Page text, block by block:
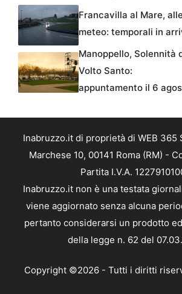
Francavilla al Mare,
meteo: temporali in
Manoppello, Solennità
Volto Santo:
appuntamento il 6
Inabruzzo.it di proprietà di WEB 365
Marchese 10, 00141 Roma (RM) -
Partita I.V.A.
Inabruzzo.it non è una testata
viene aggiornato senza alcuna
pertanto considerarsi un prodotto
della legge n. 62 del
Copyright ©2026 - Tutti i diritti